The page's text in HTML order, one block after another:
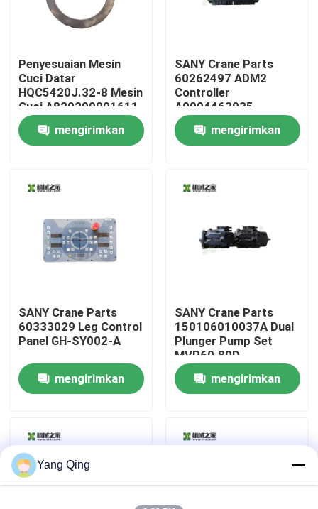
Rumah
Produk
Tentang kami
Tur Pabrik
Hubungi kami
Permintaan Penawaran
Derek Truk Bekas
Penyesuaian Mesin
Cuci Datar
HQC5420J.32-8 Mesin
Cuci A820299001611
mengirimkan
SANY Crane Parts
60262497 ADM2
Controller
A0004463935
Mercedes-Benz
mengirimkan
SANY Crane Parts
60333029 Leg Control
Panel GH-SY002-A
mengirimkan
SANY Crane Parts
150106010037A Dual
Plunger Pump Set
MVP60.80D-
06S8/MVP60.80D-
06S5 mengirimkan
Yang Qing